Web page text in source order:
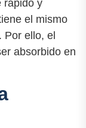
rápido y
el mismo
Por ello, el
absorbido en